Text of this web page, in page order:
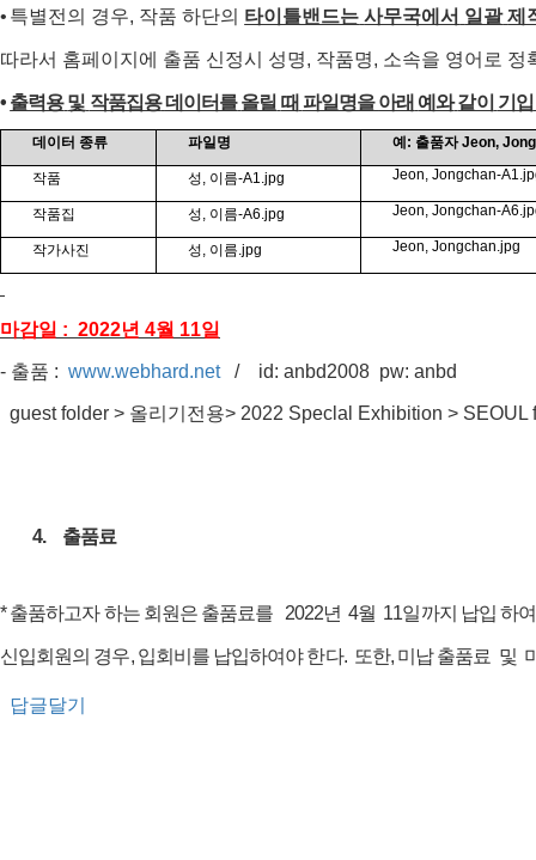
• 특별전의 경우, 작품 하단의 타이틀밴드는사무국에서 일괄제
따라서 홈페이지에 출품 신정시 성명, 작품명, 소속을 영어로 정
• 출력용및 작품집용데이터를올릴때파일명을아래예와같이기입
데이터 종류 파일명 예: 출품자Jeon,
작품 성, 이름-A1.jpg Jeon, Jongchan-
작품집 성, 이름-A6.jpg Jeon, Jongchan-
작가사진 성, 이름.jpg Jeon, Jongchan.jpg
마감일 : 2022년 4월 11일
- 출품 : www.webhard.net/ id: anbd2008 pw: anbd
guest folder > 올리기전용> 2022 Speclal Exhibition > SEOUL
4. 출품료
*출품하고자하는회원은출품료를 2022년 4월 11일까지 납입하
신입회원의 경우, 입회비를 납입하여야한다. 또한, 미납출품료 및
답글달기